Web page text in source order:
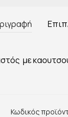
με
Κωδικός